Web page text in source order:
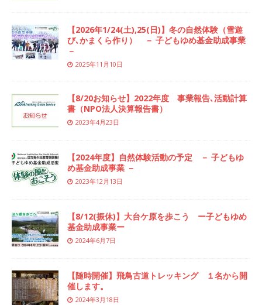
【2026年1/24(土),25(日)】冬の自然体験（雪遊
び､かまくら作り） － 子どもゆめ基金助成事業
－
2025年11月10日
【8/20お知らせ】2022年度 事業報告､活動計算
書（NPO法人決算報告書）
2023年4月23日
【2024年度】自然体験活動の予定 － 子どもゆ
め基金助成事業 －
2023年12月13日
【8/12(振休)】大台ケ原を歩こう ー子どもゆめ
基金助成事業ー
2024年6月7日
【随時開催】飛鳥古道トレッキング １名から開
催します。
2024年3月18日